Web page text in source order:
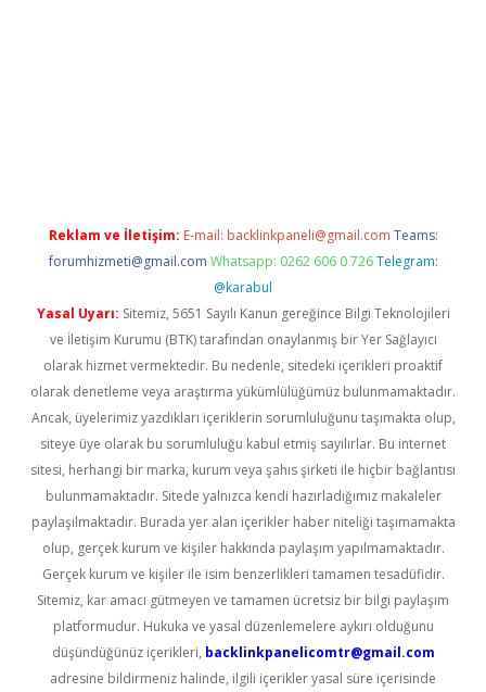
Reklam ve İletişim: E-mail: backlinkpaneli@gmail.com Teams:
forumhizmeti@gmail.com Whatsapp: 0262 606 0 726 Telegram:
@karabul
Yasal Uyarı: Sitemiz, 5651 Sayılı Kanun gereğince Bilgi Teknolojileri
ve İletişim Kurumu (BTK) tarafından onaylanmış bir Yer Sağlayıcı
olarak hizmet vermektedir. Bu nedenle, sitedeki içerikleri proaktif
olarak denetleme veya araştırma yükümlülüğümüz bulunmamaktadır.
Ancak, üyelerimiz yazdıkları içeriklerin sorumluluğunu taşımakta olup,
siteye üye olarak bu sorumluluğu kabul etmiş sayılırlar. Bu internet
sitesi, herhangi bir marka, kurum veya şahıs şirketi ile hiçbir bağlantısı
bulunmamaktadır. Sitede yalnızca kendi hazırladığımız makaleler
paylaşılmaktadır. Burada yer alan içerikler haber niteliği taşımamakta
olup, gerçek kurum ve kişiler hakkında paylaşım yapılmamaktadır.
Gerçek kurum ve kişiler ile isim benzerlikleri tamamen tesadüfidir.
Sitemiz, kar amacı gütmeyen ve tamamen ücretsiz bir bilgi paylaşım
platformudur. Hukuka ve yasal düzenlemelere aykırı olduğunu
düşündüğünüz içerikleri, backlinkpanelicomtr@gmail.com
adresine bildirmeniz halinde, ilgili içerikler yasal süre içerisinde